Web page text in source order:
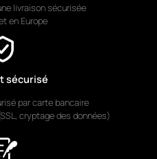
center, a blazing red
becomes volcanic,
in flamboyant sprays
yellow, and white,
the vibrant
The figure of the
fully absorbed in the
seems to unleash
explosion with
livraison sécurisée
en Europe
sécurisé
par carte bancaire
cryptage des données)